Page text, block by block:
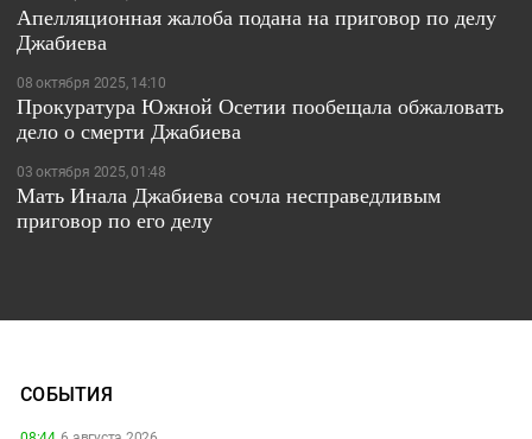
Апелляционная жалоба подана на приговор по делу
Джабиева
08 октября 2025, 14:10
Прокуратура Южной Осетии пообещала обжаловать
дело о смерти Джабиева
03 октября 2025, 01:48
Мать Инала Джабиева сочла несправедливым
приговор по его делу
СОБЫТИЯ